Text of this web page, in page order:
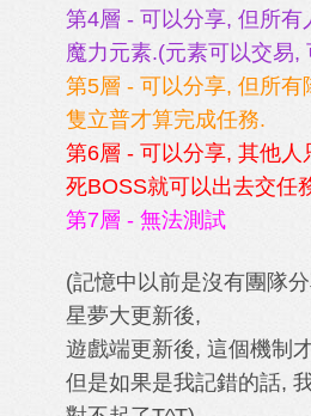
第4層 - 可以分享, 但所有
魔力元素.(元素可以交易,
第5層 - 可以分享, 但所有
隻立普才算完成任務.
第6層 - 可以分享, 其他人
死BOSS就可以出去交任
第7層 - 無法測試
(記憶中以前是沒有團隊
星夢大更新後,
遊戲端更新後, 這個機制
但是如果是我記錯的話,